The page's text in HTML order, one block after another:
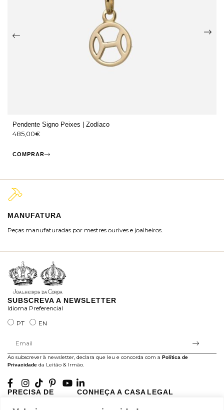
Pendente Signo Peixes | Zodíaco
485,00€
COMPRAR
MANUFATURA
Peças manufaturadas por mestres ourives e joalheiros.
SUBSCREVA A NEWSLETTER
Idioma Preferencial
PT
EN
Ao subscrever à newsletter, declara que leu e concorda com a Política de
Privacidade da Leitão & Irmão.
PRECISA DE
CONHEÇA A CASA LEGAL